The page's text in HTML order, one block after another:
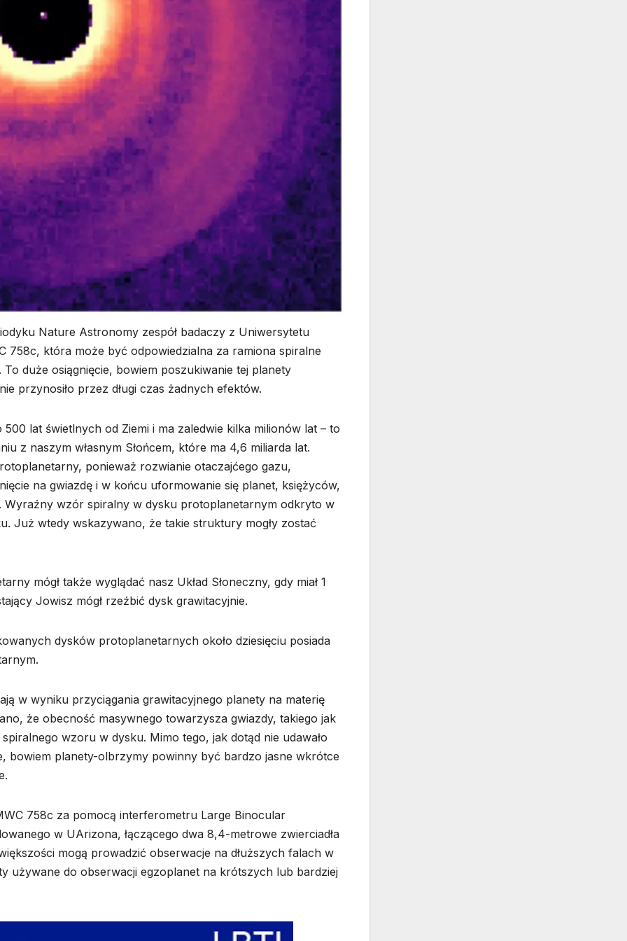
Nature Astronomy zespół badaczy z Uniwersytetu
758c, która może być odpowiedzialna za ramiona spiralne
duże osiągnięcie, bowiem poszukiwanie tej planety
przynosiło przez długi czas żadnych efektów.
lat świetlnych od Ziemi i ma zaledwie kilka milionów lat – to
z naszym własnym Słońcem, które ma 4,6 miliarda lat.
ponieważ rozwianie otaczajćego gazu,
na gwiazdę i w końcu uformowanie się planet, księżyców,
Wyraźny wzór spiralny w dysku protoplanetarnym odkryto w
Już wtedy wskazywano, że takie struktury mogły zostać
mógł także wyglądać nasz Układ Słoneczny, gdy miał 1
Jowisz mógł rzeźbić dysk grawitacyjnie.
dysków protoplanetarnych około dziesięciu posiada
w wyniku przyciągania grawitacyjnego planety na materię
że obecność masywnego towarzysza gwiazdy, takiego jak
wzoru w dysku. Mimo tego, jak dotąd nie udawało
bowiem planety-olbrzymy powinny być bardzo jasne wkrótce
758c za pomocą interferometru Large Binocular
w UArizona, łączącego dwa 8,4-metrowe zwierciadła
mogą prowadzić obserwacje na dłuższych falach w
używane do obserwacji egzoplanet na krótszych lub bardziej